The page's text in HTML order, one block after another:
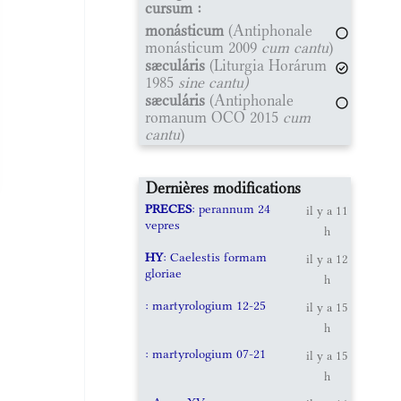
cursum :
monásticum (Antiphonale
monásticum 2009 cum cantu)
sæculáris (Liturgia Horárum
1985 sine cantu)
sæculáris (Antiphonale
romanum OCO 2015 cum
cantu)
Dernières modifications
PRECES: perannum 24
vepres
il y a 11
h
HY: Caelestis formam
gloriae
il y a 12
h
: martyrologium 12-25
il y a 15
h
: martyrologium 07-21
il y a 15
h